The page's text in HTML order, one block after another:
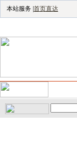
本站服务 | 首页直达